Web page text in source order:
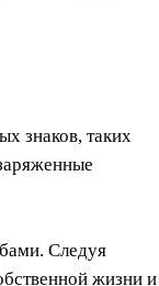
знаков, таких
Следуя
жизни и